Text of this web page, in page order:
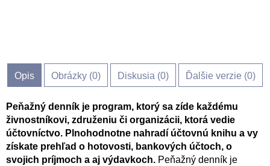
Opis Obrázky (0) Diskusia (0) Ďalšie verzie (0)
Peňažný denník je program, ktorý sa zíde každému
živnostníkovi, združeniu či organizácii, ktorá vedie
účtovníctvo. Plnohodnotne nahradí účtovnú knihu a vy
získate prehľad o hotovosti, bankových účtoch, o
svojich príjmoch a aj výdavkoch. Peňažný denník je